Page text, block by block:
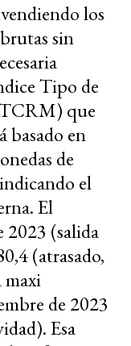
los
sin
Tipo de
que
basado en
de
el
El
(salida
(atrasado,
de 2023
Esa